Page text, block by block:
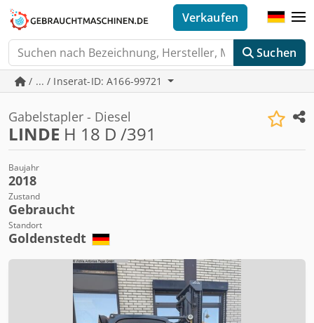
Suchen
Verkaufen
/ ... / Inserat-ID: A166-99721
Gabelstapler - Diesel
LINDE H 18 D /391
Baujahr
2018
Zustand
Gebraucht
Standort
Goldenstedt